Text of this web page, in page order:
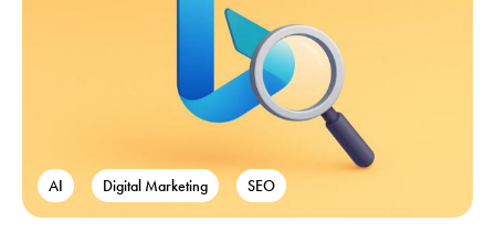
AI Digital Marketing SEO